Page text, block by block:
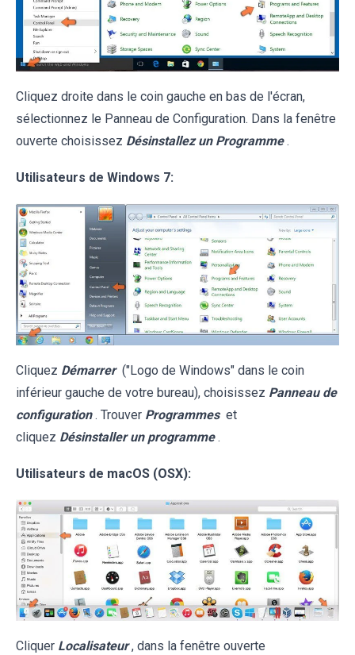
Cliquez droite dans le coin gauche en bas de l'écran,
sélectionnez le Panneau de Configuration. Dans la fenêtre
ouverte choisissez Désinstallez un Programme .
Utilisateurs de Windows 7:
Cliquez Démarrer ("Logo de Windows" dans le coin
inférieur gauche de votre bureau), choisissez Panneau de
configuration . Trouver Programmes et
cliquez Désinstaller un programme .
Utilisateurs de macOS (OSX):
Cliquer Localisateur , dans la fenêtre ouverte